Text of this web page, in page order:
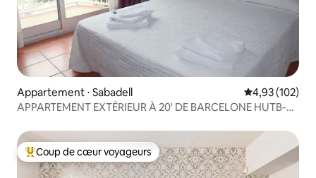
Appartement ⋅ Sabadell Évaluation
4,93 (102)
APPARTEMENT EXTÉRIEUR À 20' DE BARCELONE HUTB-
Coups de cœur voyageurs les plus appréciés
Coup de cœur voyageurs